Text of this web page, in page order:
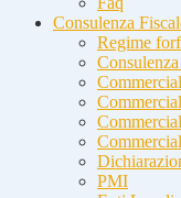
Consulenza
Regime
PMI